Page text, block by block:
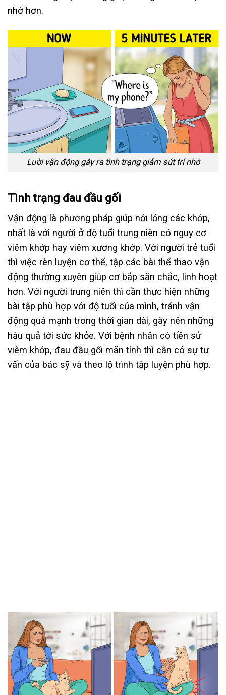
nhớ hơn.
Lười vận động gây ra tình trạng giảm sút trí nhớ
Tình trạng đau đầu gối
Vận động là phương pháp giúp nới lỏng các khớp,
nhất là với người ở độ tuổi trung niên có nguy cơ
viêm khớp hay viêm xương khớp. Với người trẻ tuổi
thì việc rèn luyện cơ thể, tập các bài thể thao vận
động thường xuyên giúp cơ bắp săn chắc, linh hoạt
hơn. Với người trung niên thì cần thực hiện những
bài tập phù hợp với độ tuổi của mình, tránh vận
động quá mạnh trong thời gian dài, gây nên những
hậu quả tới sức khỏe. Với bệnh nhân có tiền sử
viêm khớp, đau đầu gối mãn tính thì cần có sự tư
vấn của bác sỹ và theo lộ trình tập luyện phù hợp.